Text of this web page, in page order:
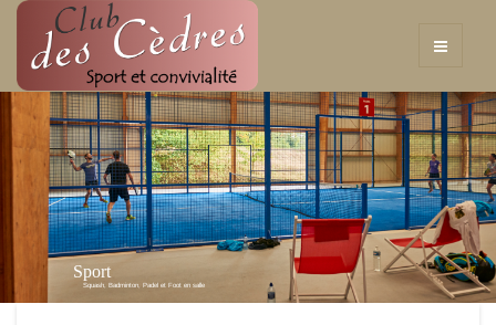
Sport
Squash, Badminton, Padel et Foot en salle